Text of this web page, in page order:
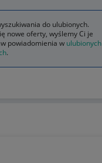
do ulubionych.
nowe oferty, wyślemy Ci je
powiadomienia w ulubionych
.